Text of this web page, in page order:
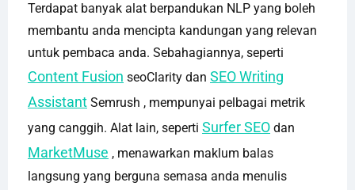
Terdapat banyak alat berpandukan NLP yang boleh
membantu anda mencipta kandungan yang relevan
untuk pembaca anda. Sebahagiannya, seperti
Content Fusion seoClarity dan SEO Writing
Assistant Semrush , mempunyai pelbagai metrik
yang canggih. Alat lain, seperti Surfer SEO dan
MarketMuse , menawarkan maklum balas
langsung yang berguna semasa anda menulis